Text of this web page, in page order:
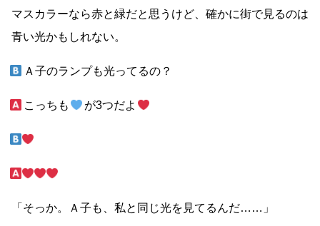
マスカラーなら赤と緑だと思うけど、確かに街で見るのは
青い光かもしれない。
Ａ子のランプも光ってるの？
こっちも が3つだよ
「そっか。Ａ子も、私と同じ光を見てるんだ…… 」